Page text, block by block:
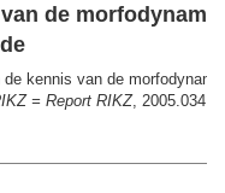
de
kennis van de
= Report RIKZ, 2005.034.